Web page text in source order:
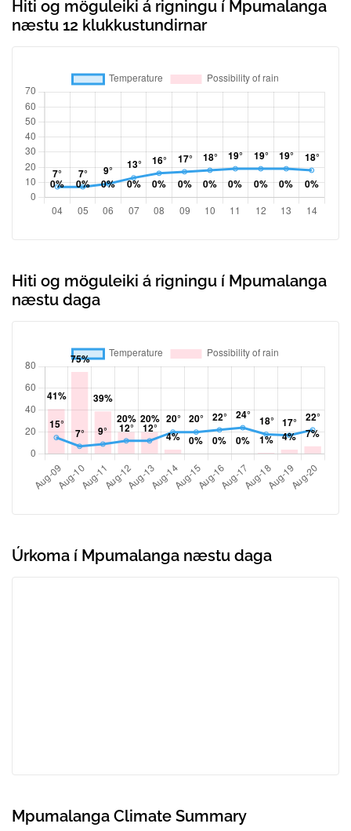
Hiti og möguleiki á rigningu í Mpumalanga
næstu 12 klukkustundirnar
Hiti og möguleiki á rigningu í Mpumalanga
næstu daga
Úrkoma í Mpumalanga næstu daga
Mpumalanga Climate Summary